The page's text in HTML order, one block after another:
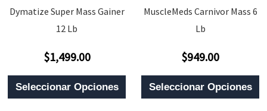
Dymatize Super Mass Gainer
12 Lb
Valorado
Con
0
De
5
$1,499.00
Seleccionar Opciones
Este
Producto
MuscleMeds Carnivor Mass 6
Lb
Valorado
0
De
5
$949.00
Seleccionar Opciones